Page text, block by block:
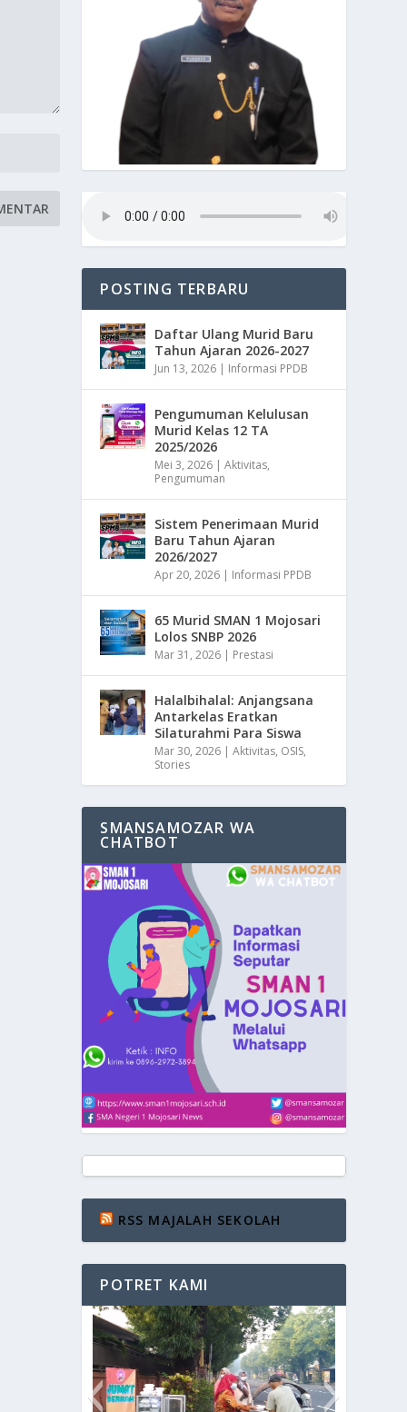
POSTING TERBARU
Daftar Ulang Murid Baru
Tahun Ajaran 2026-2027
Jun 13, 2026 | Informasi PPDB
Pengumuman Kelulusan
Murid Kelas 12 TA
2025/2026
Mei 3, 2026 |Aktivitas,
Pengumuman
Sistem Penerimaan Murid
Baru Tahun Ajaran
2026/2027
Apr 20, 2026 | Informasi PPDB
65 Murid SMAN 1 Mojosari
Lolos SNBP 2026
Mar 31, 2026 | Prestasi
Halalbihalal: Anjangsana
Antarkelas Eratkan
Silaturahmi Para Siswa
Mar 30, 2026 |Aktivitas, OSIS,
Stories
SMANSAMOZAR WA
CHATBOT
RSS MAJALAH SEKOLAH
POTRET KAMI